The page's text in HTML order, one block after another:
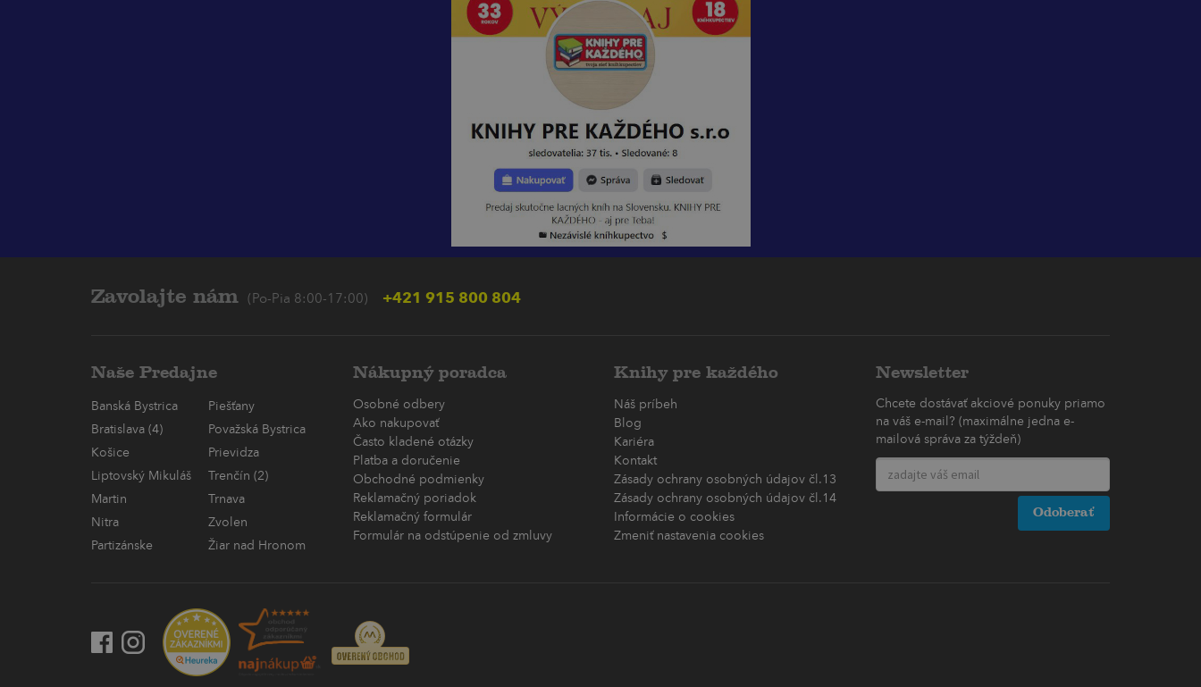
Zavolajte nám (Po-Pia 8:00-17:00) +421 915 800 804
Naše Predajne
Banská Bystrica
Piešťany
Bratislava (4)
Považská Bystrica
Košice
Prievidza
Liptovský Mikuláš
Trenčín (2)
Martin
Trnava
Nitra
Zvolen
Partizánske
Žiar nad Hronom
Nákupný poradca
Osobné odbery
Ako nakupovať
Často kladené otázky
Platba a doručenie
Obchodné podmienky
Reklamačný poriadok
Reklamačný formulár
Formulár na odstúpenie od zmluvy
Knihy pre každého
Náš príbeh
Blog
Kariéra
Kontakt
Zásady ochrany osobných údajov čl.13
Zásady ochrany osobných údajov čl.14
Informácie o cookies
Zmeniť nastavenia cookies
Newsletter
Chcete dostávať akciové ponuky priamo
na váš e-mail? (maximálne jedna e-
mailová správa za týždeň)
Odoberať